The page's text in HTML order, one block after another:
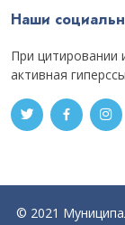
Наши
При цитировании
активная
© 2021